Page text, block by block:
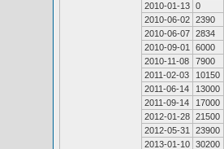
2010-01-13 0
2010-06-02 2390
2010-06-07 2834
2010-09-01
6000
2010-11-08
7900
2011-02-03
10150
2011-06-14
13000
2011-09-14
17000
2012-01-28 21500
2012-05-31
23900
2013-01-10 30200